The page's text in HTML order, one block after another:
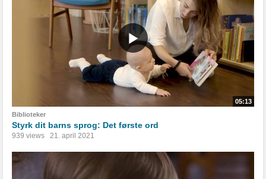
05:13
Biblioteker
Styrk dit barns sprog: Det første ord
939 views 21. april 2021